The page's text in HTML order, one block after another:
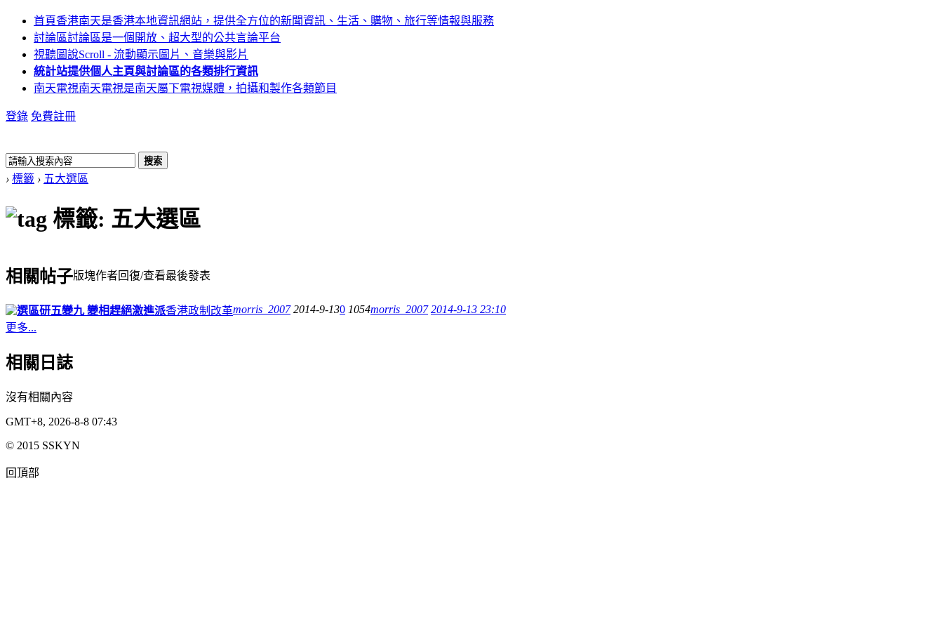
首頁香港南天是香港本地資訊網站，提供全方位的新聞資訊、生活、購物、旅行等情報與服務
討論區討論區是一個開放、超大型的公共言論平台
視聽圖說Scroll - 流動顯示圖片、音樂與影片
統計站提供個人主頁與討論區的各類排行資訊
南天電視南天電視是南天屬下電視媒體，拍攝和製作各類節目
登錄 免費註冊
搜索
› 標籤 › 五大選區
標籤: 五大選區
相關帖子版塊作者回復/查看最後發表
選區研五變九 變相趕絕激進派香港政制改革morris_2007 2014-9-130 1054morris_2007 2014-9-13 23:10
更多...
相關日誌
沒有相關內容
GMT+8, 2026-8-8 07:43
© 2015 SSKYN
回頂部